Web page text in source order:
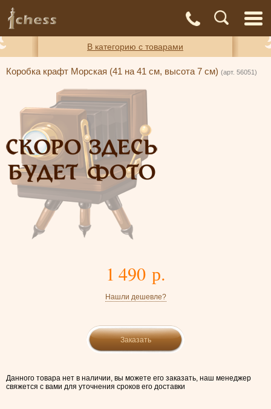
и оплата
В категорию с товарами
Коробка крафт Морская (41 на 41 см, высота 7 см) (арт. 56051)
1 490 р.
Нашли дешевле?
Заказать
Данного товара нет в наличии, вы можете его заказать, наш менеджер
свяжется с вами для уточнения сроков его доставки